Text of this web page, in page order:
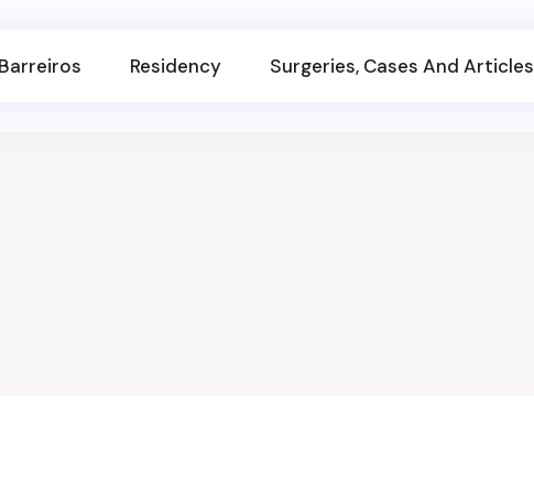
Residency Surgeries, Cases And Articles